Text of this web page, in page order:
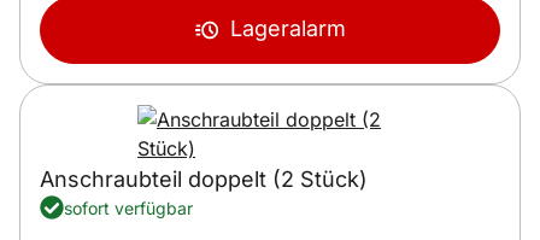
Lageralarm
Anschraubteil doppelt (2 Stück)
sofort verfügbar